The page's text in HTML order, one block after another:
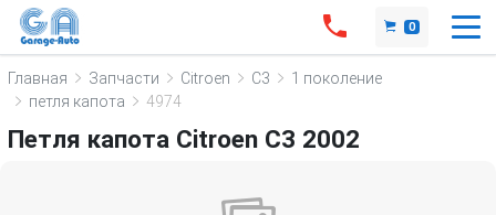
0
Главная Запчасти Citroen C3
1 поколение
петля капота
4974
Петля капота Citroen C3 2002